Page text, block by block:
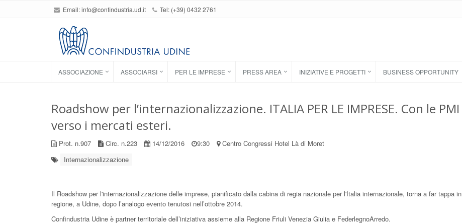
Email:info@confindustria.ud.it Tel: (+39) 0432 2761
ASSOCIAZIONE ASSOCIARSI PER LE IMPRESE PRESS AREA INIZIATIVE E PROGETTI BUSINESS OPPORTUNITY
Roadshow per l’internazionalizzazione. ITALIA PER LE IMPRESE. Con le PMI
verso i mercati esteri.
Prot. n.907 Circ. n.223 14/12/2016 9:30
Centro Congressi Hotel Là di Moret
Internazionalizzazione
Il Roadshow per l'internazionalizzazione delle imprese, pianificato dalla cabina di regia nazionale per l'Italia internazionale, torna a far tappa in
regione, a Udine, dopo l’analogo evento tenutosi nell’ottobre 2014.
Confindustria Udine è partner territoriale dell’iniziativa assieme alla Regione Friuli Venezia Giulia e FederlegnoArredo.